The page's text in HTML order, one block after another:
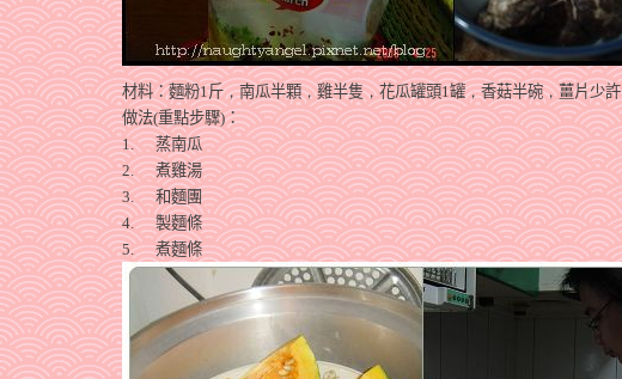
材料：麵粉1斤，南瓜半顆，雞半隻，花瓜罐頭1罐，香菇半碗，薑片少許
做法(重點步驟)：
1.蒸南瓜
2.煮雞湯
3.和麵團
4.製麵條
5.煮麵條